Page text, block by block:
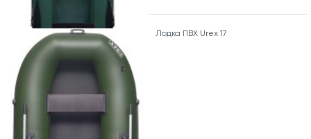
Лодка ПВХ Urex 17